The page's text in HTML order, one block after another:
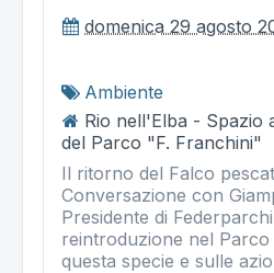
domenica 29 agosto
Ambiente
Rio nell'Elba - Spazio
del Parco "F. Franchini"
Il ritorno del Falco
Conversazione con
Presidente di
reintroduzione nel Parco
questa specie e sulle